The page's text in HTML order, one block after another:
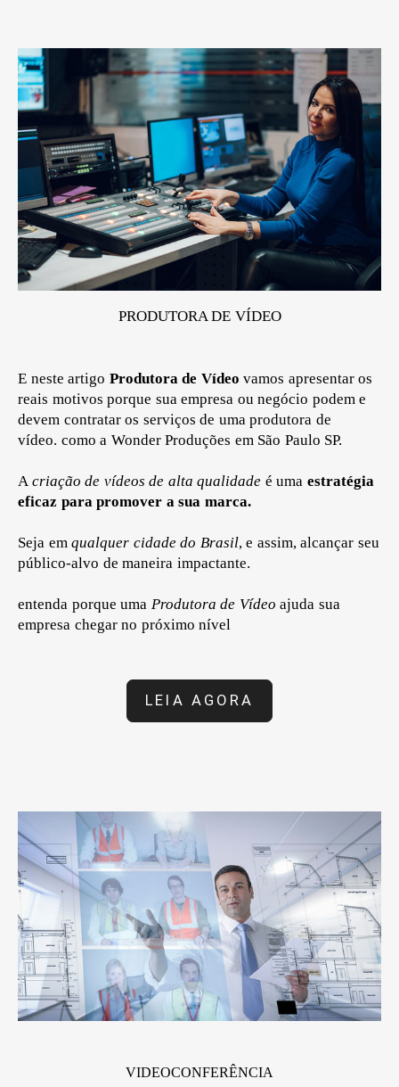
PRODUTORA DE VÍDEO
E neste artigo Produtora de Vídeo vamos apresentar os
reais motivos porque sua empresa ou negócio podem e
devem contratar os serviços de uma produtora de
vídeo. como a Wonder Produções em São Paulo SP.
A criação de vídeos de alta qualidade é uma estratégia
eficaz para promover a sua marca.
Seja em qualquer cidade do Brasil, e assim, alcançar seu
público-alvo de maneira impactante.
entenda porque uma Produtora de Vídeo ajuda sua
empresa chegar no próximo nível
LEIA AGORA
VIDEOCONFERÊNCIA